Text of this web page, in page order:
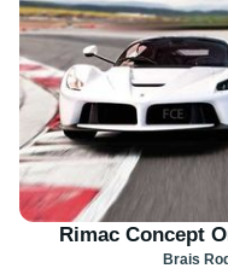
Rimac Concept
Brais